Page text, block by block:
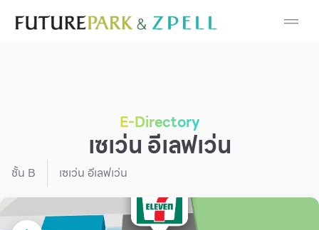
Cosmetic
Furniture
Gold & Jewelry
E-Directory
เซเว่น อีเลฟเว่น
ชั้น B เซเว่น อีเลฟเว่น